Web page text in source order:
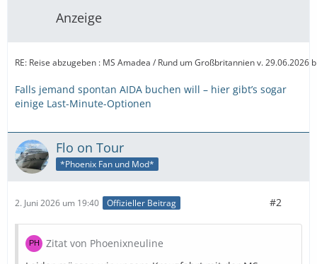
Anzeige
RE: Reise abzugeben : MS Amadea / Rund um Großbritannien v. 29.06.2026
Falls jemand spontan AIDA buchen will – hier gibt’s sogar
einige Last-Minute-Optionen
Flo on Tour
*Phoenix Fan und Mod*
2. Juni 2026 um 19:40 Offizieller Beitrag #2
Zitat von Phoenixneuline